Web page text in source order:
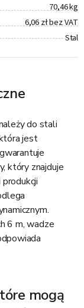
70,46 kg
6,06 zł bez VAT
Stal
do stali
jest
który znajduje
6 m, wadze
mogą